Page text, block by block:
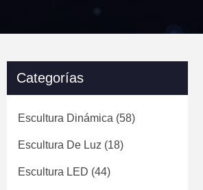
Categorías
Escultura Dinámica (58)
Escultura De Luz (18)
Escultura LED (44)